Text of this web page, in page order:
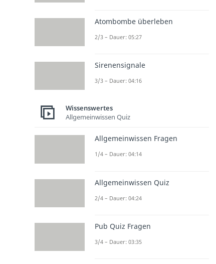
Atombombe überleben
2/3 – Dauer: 05:27
Sirenensignale
3/3 – Dauer: 04:16
Wissenswertes
Allgemeinwissen Quiz
Allgemeinwissen Fragen
1/4 – Dauer: 04:14
Allgemeinwissen Quiz
2/4 – Dauer: 04:24
Pub Quiz Fragen
3/4 – Dauer: 03:35